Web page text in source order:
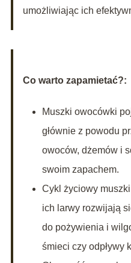
umożliwiając ich
Co warto zapamietać?:
Muszki owocówki
głównie z powodu
owoców, dżemów i
swoim zapachem.
Cykl życiowy
ich larwy rozwijają
do pożywienia i
śmieci czy odpływy